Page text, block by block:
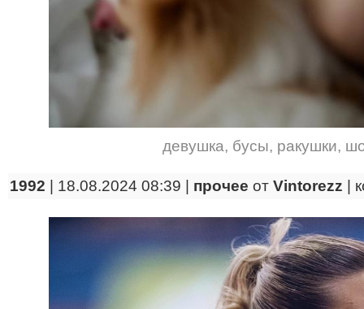
девушка, бусы, ракушки,
1992 | 18.08.2024 08:39 | прочее от Vintorezz